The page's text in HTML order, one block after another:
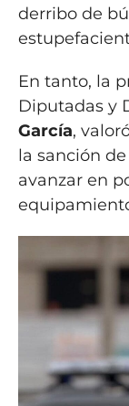
derribo de
En tanto, la
Diputadas y
García,
la sanción
avanzar en